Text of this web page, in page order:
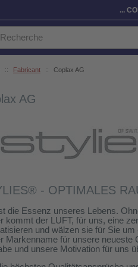
...
:: Fabricant :: Coplax AG
AG
- OPTIMALES
die Essenz unseres Lebens.
kommt der LUFT, für uns, eine
und wälzen sie für Sie
Markenname für unsere neueste
und unsere Motivation für uns